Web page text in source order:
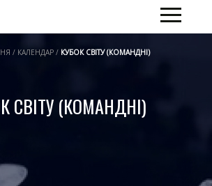
/ КАЛЕНДАР / КУБОК СВІТУ (КОМАНДНІ)
СВІТУ (КОМАНДНІ)